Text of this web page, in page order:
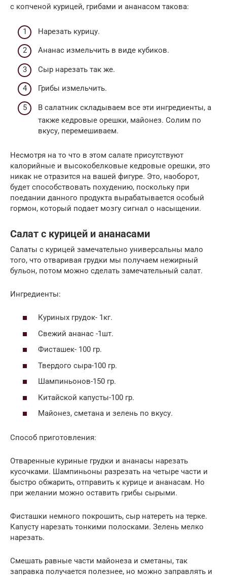
с копченой курицей, грибами и ананасом такова:
Нарезать курицу.
Ананас измельчить в виде кубиков.
Сыр нарезать так же.
Грибы измельчить.
В салатник складываем все эти ингредиенты, а
также кедровые орешки, майонез. Солим по
вкусу, перемешиваем.
Несмотря на то что в этом салате присутствуют
калорийные и высокобелковые кедровые орешки, это
никак не отразится на вашей фигуре. Это, наоборот,
будет способствовать похудению, поскольку при
поедании данного продукта вырабатывается особый
гормон, который подает мозгу сигнал о насыщении.
Салат с курицей и ананасами
Салаты с курицей замечательно универсальны мало
того, что отваривая грудки мы получаем нежирный
бульон, потом можно сделать замечательный салат.
Ингредиенты:
Куриных грудок- 1кг.
Свежий ананас -1шт.
Фисташек- 100 гр.
Твердого сыра-100 гр.
Шампиньонов-150 гр.
Китайской капусты-100 гр.
Майонез, сметана и зелень по вкусу.
Способ приготовления:
Отваренные куриные грудки и ананасы нарезать
кусочками. Шампиньоны разрезать на четыре части и
быстро обжарить, отправить к курице и ананасам. Но
при желании можно оставить грибы сырыми.
Фисташки немного покрошить, сыр натереть на терке.
Капусту нарезать тонкими полосками. Зелень мелко
нарезать.
Смешать равные части майонеза и сметаны, так
заправка получается полезнее, но можно заправлять и